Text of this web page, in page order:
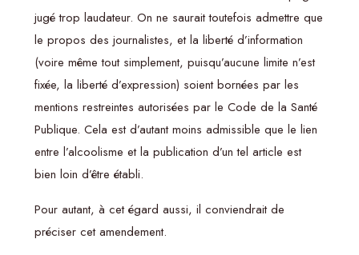
jugé trop laudateur. On ne saurait toutefois admettre que
le propos des journalistes, et la liberté d’information
(voire même tout simplement, puisqu’aucune limite n’est
fixée, la liberté d’expression) soient bornées par les
mentions restreintes autorisées par le Code de la Santé
Publique. Cela est d’autant moins admissible que le lien
entre l’alcoolisme et la publication d’un tel article est
bien loin d’être établi.
Pour autant, à cet égard aussi, il conviendrait de
préciser cet amendement.